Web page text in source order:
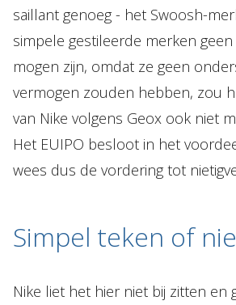
saillant genoeg - het Swoosh-
simpele gestileerde merken
mogen zijn, omdat ze geen
vermogen zouden hebben, zou
van Nike volgens Geox ook niet
Het EUIPO besloot in het
wees dus de vordering tot
Simpel teken of
Nike liet het hier niet bij zitten en